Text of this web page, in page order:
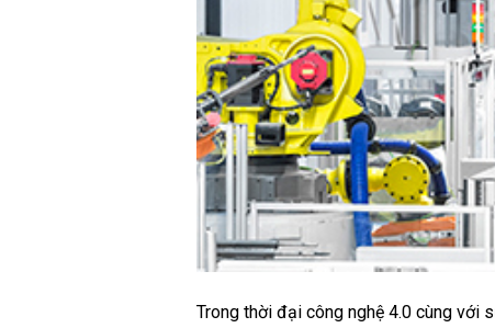
Trong thời đại công nghệ 4.0 cùng với